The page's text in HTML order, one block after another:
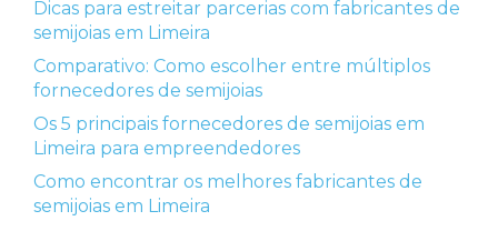
Dicas para estreitar parcerias com fabricantes de
semijoias em Limeira
Comparativo: Como escolher entre múltiplos
fornecedores de semijoias
Os 5 principais fornecedores de semijoias em
Limeira para empreendedores
Como encontrar os melhores fabricantes de
semijoias em Limeira